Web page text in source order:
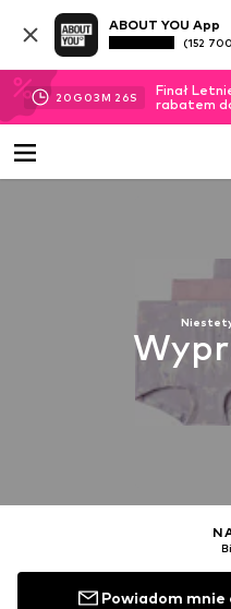
ABOUT YOU App
(152
20 G 03M 26S
Finał
rabatem
Powiadom